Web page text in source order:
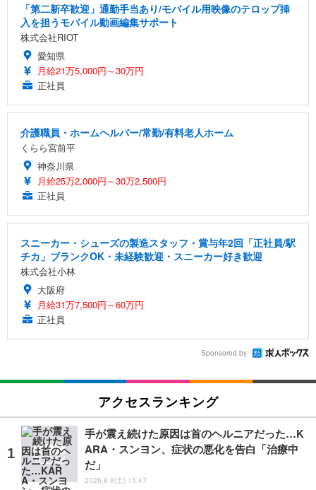
「第二新卒歓迎」通勤手当あり/モバイル用映像のテロップ挿
入を担うモバイル動画編集サポート
株式会社RIOT
愛知県
月給21万5,000円～30万円
正社員
介護職員・ホームヘルパー/常勤/有料老人ホーム
くらら宮前平
神奈川県
月給25万2,000円～30万2,500円
正社員
スニーカー・シューズの製造スタッフ・賞与年2回「正社員/駅
チカ」ブランクOK・未経験歓迎・スニーカー好き歓迎
株式会社小林
大阪府
月給31万7,500円～60万円
正社員
Sponsored by
アクセスランキング
手が震え続けた原因は首のヘルニアだった…K
ARA・スンヨン、症状の悪化を告白「治療中
だ」
2026.8.8(土) 15:47